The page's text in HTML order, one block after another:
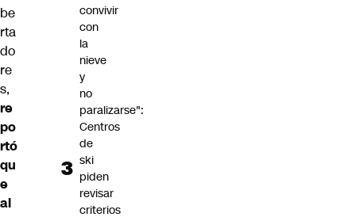
be
rta
do
re
s,
re
po
rtó
qu
e
al
convivir
con
la
nieve
y
no
paralizarse":
Centros
de
ski
piden
revisar
criterios